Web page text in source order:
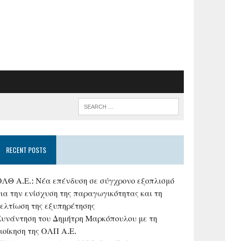
RECENT POSTS
Α.Ε.: Νέα επένδυση σε σύγχρονο εξοπλισμό
την ενίσχυση της παραγωγικότητας και τη
της εξυπηρέτησης
του Δημήτρη Μαρκόπουλου με τη
της ΟΛΠ Α.Ε.